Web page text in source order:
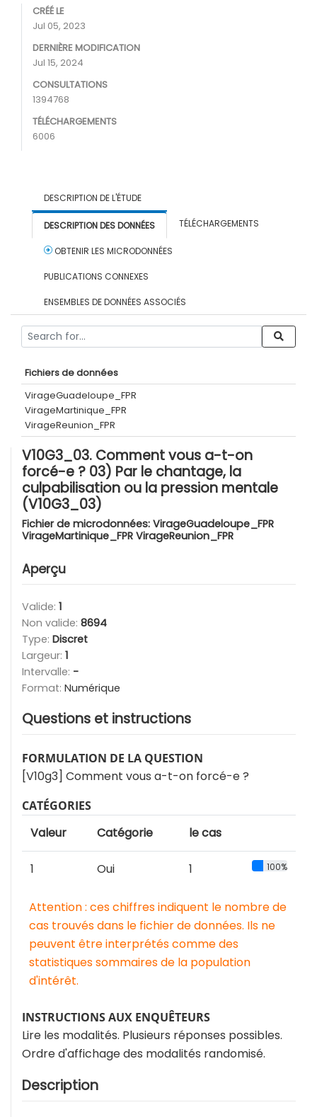
CRÉÉ LE
Jul 05, 2023
DERNIÈRE MODIFICATION
Jul 15, 2024
CONSULTATIONS
1394768
TÉLÉCHARGEMENTS
6006
DESCRIPTION DE L'ÉTUDE
DESCRIPTION DES DONNÉES TÉLÉCHARGEMENTS
OBTENIR LES MICRODONNÉES
PUBLICATIONS CONNEXES
ENSEMBLES DE DONNÉES ASSOCIÉS
Fichiers de données
VirageGuadeloupe_FPR
VirageMartinique_FPR
VirageReunion_FPR
V10G3_03. Comment vous a-t-on
forcé-e ? 03) Par le chantage, la
culpabilisation ou la pression mentale
(V10G3_03)
Fichier de microdonnées: VirageGuadeloupe_FPR
VirageMartinique_FPR VirageReunion_FPR
Aperçu
Valide: 1
Non valide: 8694
Type: Discret
Largeur: 1
Intervalle: -
Format: Numérique
Questions et instructions
FORMULATION DE LA QUESTION
[V10g3] Comment vous a-t-on forcé-e ?
CATÉGORIES
Valeur Catégorie le cas
1 Oui 1 100%
Attention : ces chiffres indiquent le nombre de
cas trouvés dans le fichier de données. Ils ne
peuvent être interprétés comme des
statistiques sommaires de la population
d'intérêt.
INSTRUCTIONS AUX ENQUÊTEURS
Lire les modalités. Plusieurs réponses possibles.
Ordre d'affichage des modalités randomisé.
Description